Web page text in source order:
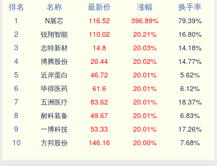
排名
名称 最新价 涨幅
换手率
1
N展芯 116.52 396.89% 79.39%
2 锐翔智能 110.02 20.21% 16.80%
3 志特新材 14.8 20.03% 14.18%
4 博腾股份 20.44 20.02% 14.77%
5 近岸蛋白 46.72 20.01% 5.62%
6 毕得医药 61.6 20.01% 6.12%
7 五洲医疗 83.62 20.01% 18.37%
8 耐科装备 49.67 20.01% 6.83%
9 一博科技 53.33 20.01% 17.26%
10 方邦股份 146.16 20.00% 7.68%